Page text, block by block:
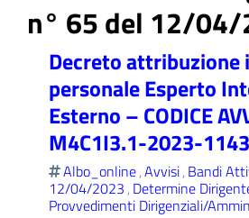
del sito
n° 65 del 12/04/
Decreto attribuzione
personale Esperto
Esterno – CODICE
M4C1I3.1-2023-
Albo_online,Avvisi, Bandi
12/04/2023, Determine
Provvedimenti Dirigenziali/